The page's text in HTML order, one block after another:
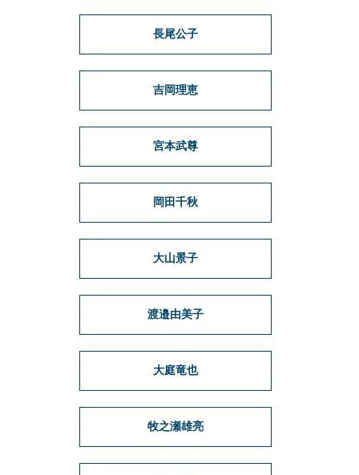
長尾公子
吉岡理恵
宮本武尊
岡田千秋
大山景子
渡邉由美子
大庭竜也
牧之瀬雄亮